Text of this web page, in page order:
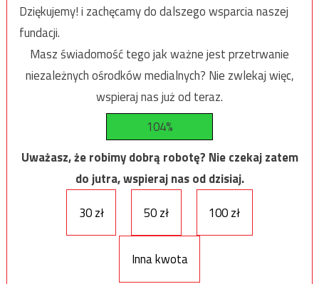
Dziękujemy! i zachęcamy do dalszego wsparcia naszej
fundacji.
Masz świadomość tego jak ważne jest przetrwanie
niezależnych ośrodków medialnych? Nie zwlekaj więc,
wspieraj nas już od teraz.
104%
Uważasz, że robimy dobrą robotę? Nie czekaj zatem
do jutra, wspieraj nas od dzisiaj.
30 zł
50 zł 100 zł
Inna kwota